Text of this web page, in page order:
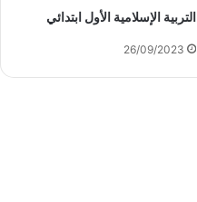
التربية الإسلامية الأول ابتدائي
26/09/2023